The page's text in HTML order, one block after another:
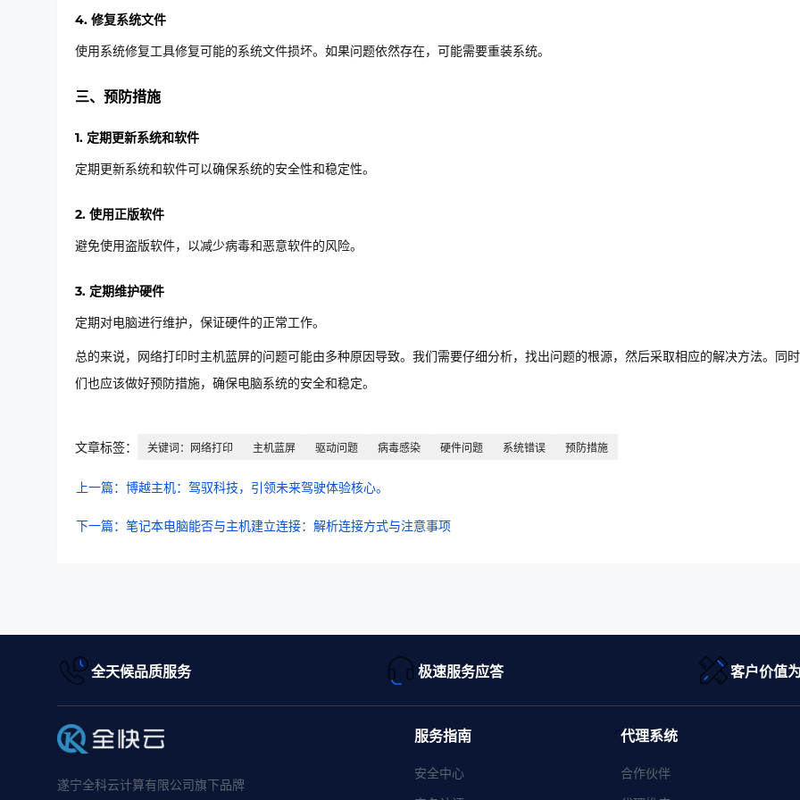
4. 修复系统文件
使用系统修复工具修复可能的系统文件损坏。如果问题依然存在，可能需要重装系统。
三、预防措施
1. 定期更新系统和软件
定期更新系统和软件可以确保系统的安全性和稳定性。
2. 使用正版软件
避免使用盗版软件，以减少病毒和恶意软件的风险。
3. 定期维护硬件
定期对电脑进行维护，保证硬件的正常工作。
总的来说，网络打印时主机蓝屏的问题可能由多种原因导致。我们需要仔细分析，找出问题的根源，然后采取相应的解决方法。同
们也应该做好预防措施，确保电脑系统的安全和稳定。
文章标签： 关键词：网络打印 主机蓝屏 驱动问题 病毒感染 硬件问题 系统错误 预防措施
上一篇：博越主机：驾驭科技，引领未来驾驶体验核心。
下一篇：笔记本电脑能否与主机建立连接：解析连接方式与注意事项
全天候品质服务 极速服务应答 客户价值
遂宁全科云计算有限公司旗下品牌
服务指南
安全中心
代理系统
合作伙伴